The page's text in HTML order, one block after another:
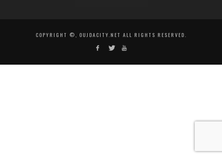
COPYRIGHT ©, OUJDACITY.NET ALL RIGHTS RESERVED.